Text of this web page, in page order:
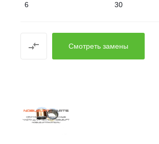
6 30
Смотреть замены